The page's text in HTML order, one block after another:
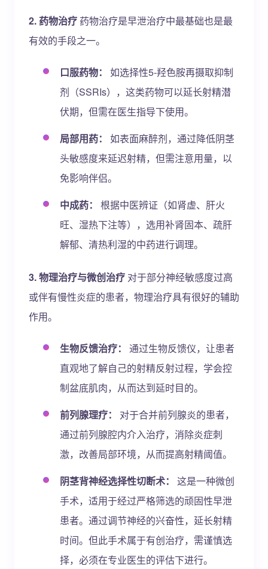
2. 药物治疗 药物治疗是早泄治疗中最基础也是最
有效的手段之一。
口服药物：
如选择性5-羟色胺再摄取抑制
剂（SSRIs），这类药物可以延长射精潜
伏期，但需在医生指导下使用。
局部用药：
如表面麻醉剂，通过降低阴茎
头敏感度来延迟射精，但需注意用量，以
免影响伴侣。
中成药：
根据中医辨证（如肾虚、肝火
旺、湿热下注等），选用补肾固本、疏肝
解郁、清热利湿的中药进行调理。
3. 物理治疗与微创治疗 对于部分神经敏感度过高
或伴有慢性炎症的患者，物理治疗具有很好的辅助
作用。
生物反馈治疗：
通过生物反馈仪，让患者
直观地了解自己的射精反射过程，学会控
制盆底肌肉，从而达到延时目的。
前列腺理疗：
对于合并前列腺炎的患者，
通过前列腺腔内介入治疗，消除炎症刺
激，改善局部环境，从而提高射精阈值。
阴茎背神经选择性切断术：
这是一种微创
手术，适用于经过严格筛选的顽固性早泄
患者。通过调节神经的兴奋性，延长射精
时间。但此手术属于有创治疗，需谨慎选
择，必须在专业医生的评估下进行。